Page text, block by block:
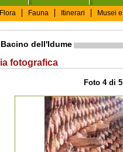
Flora Fauna Itinerari Musei
Bacino dell'Idume
fotografica
Foto 4 di 5